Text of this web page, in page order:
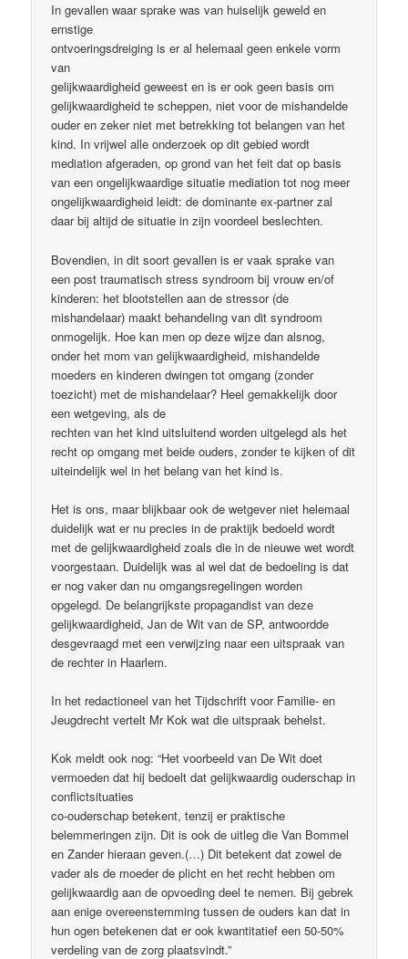
In gevallen waar sprake was van huiselijk geweld en
ernstige
ontvoeringsdreiging is er al helemaal geen enkele vorm
van
gelijkwaardigheid geweest en is er ook geen basis om
gelijkwaardigheid te scheppen, niet voor de mishandelde
ouder en zeker niet met betrekking tot belangen van het
kind. In vrijwel alle onderzoek op dit gebied wordt
mediation afgeraden, op grond van het feit dat op basis
van een ongelijkwaardige situatie mediation tot nog meer
ongelijkwaardigheid leidt: de dominante ex-partner zal
daar bij altijd de situatie in zijn voordeel beslechten.
Bovendien, in dit soort gevallen is er vaak sprake van
een post traumatisch stress syndroom bij vrouw en/of
kinderen: het blootstellen aan de stressor (de
mishandelaar) maakt behandeling van dit syndroom
onmogelijk. Hoe kan men op deze wijze dan alsnog,
onder het mom van gelijkwaardigheid, mishandelde
moeders en kinderen dwingen tot omgang (zonder
toezicht) met de mishandelaar? Heel gemakkelijk door
een wetgeving, als de
rechten van het kind uitsluitend worden uitgelegd als het
recht op omgang met beide ouders, zonder te kijken of dit
uiteindelijk wel in het belang van het kind is.
Het is ons, maar blijkbaar ook de wetgever niet helemaal
duidelijk wat er nu precies in de praktijk bedoeld wordt
met de gelijkwaardigheid zoals die in de nieuwe wet wordt
voorgestaan. Duidelijk was al wel dat de bedoeling is dat
er nog vaker dan nu omgangsregelingen worden
opgelegd. De belangrijkste propagandist van deze
gelijkwaardigheid, Jan de Wit van de SP, antwoordde
desgevraagd met een verwijzing naar een uitspraak van
de rechter in Haarlem.
In het redactioneel van het Tijdschrift voor Familie- en
Jeugdrecht vertelt Mr Kok wat die uitspraak behelst.
Kok meldt ook nog: “Het voorbeeld van De Wit doet
vermoeden dat hij bedoelt dat gelijkwaardig ouderschap in
conflictsituaties
co-ouderschap betekent, tenzij er praktische
belemmeringen zijn. Dit is ook de uitleg die Van Bommel
en Zander hieraan geven.(…) Dit betekent dat zowel de
vader als de moeder de plicht en het recht hebben om
gelijkwaardig aan de opvoeding deel te nemen. Bij gebrek
aan enige overeenstemming tussen de ouders kan dat in
hun ogen betekenen dat er ook kwantitatief een 50-50%
verdeling van de zorg plaatsvindt.”